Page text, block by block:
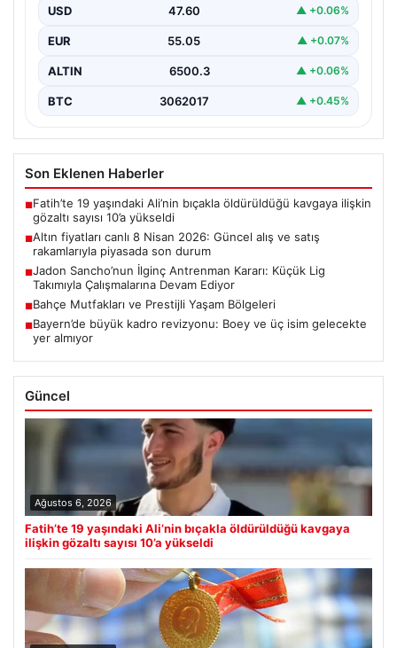
Altın piyasası, son dönemlerde yaşanan jeopolitik
hareketli bir…
USD 47.60 ▲ +0.06%
EUR 55.05 ▲ +0.07%
ALTIN 6500.3 ▲ +0.06%
BTC 3062017 ▲ +0.45%
Son Eklenen Haberler
■Fatih’te 19 yaşındaki Ali’nin bıçakla öldürüldüğü kavgaya ilişkin
gözaltı sayısı 10’a yükseldi
■Altın fiyatları canlı 8 Nisan 2026: Güncel alış ve satış
rakamlarıyla piyasada son durum
■Jadon Sancho’nun İlginç Antrenman Kararı: Küçük Lig
Takımıyla Çalışmalarına Devam Ediyor
■Bahçe Mutfakları ve Prestijli Yaşam Bölgeleri
■Bayern’de büyük kadro revizyonu: Boey ve üç isim gelecekte
yer almıyor
Güncel
Ağustos 6, 2026
Fatih’te 19 yaşındaki Ali’nin bıçakla öldürüldüğü kavgaya
ilişkin gözaltı sayısı 10’a yükseldi